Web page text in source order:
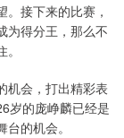
接下来的比赛，
为得分王，那么不
机会，打出精彩表
岁的庞峥麟已经是
的机会。